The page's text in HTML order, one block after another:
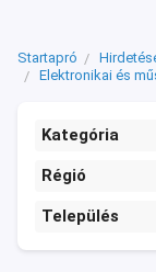
Startapró
Elektronikai és
Kategória
Régió
Település